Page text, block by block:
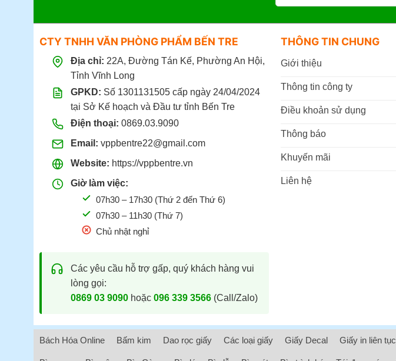
CTY TNHH VĂN PHÒNG PHẨM BẾN TRE
Địa chỉ: 22A, Đường Tán Kế, Phường An Hội,
Tỉnh Vĩnh Long
GPKD: Số 1301131505 cấp ngày 24/04/2024
tại Sở Kế hoạch và Đầu tư tỉnh Bến Tre
Điện thoại: 0869.03.9090
Email: vppbentre22@gmail.com
Website: https://vppbentre.vn
Giờ làm việc:
07h30 – 17h30 (Thứ 2 đến Thứ 6)
07h30 – 11h30 (Thứ 7)
Chủ nhật nghỉ
Các yêu cầu hỗ trợ gấp, quý khách hàng vui
lòng gọi:
0869 03 9090hoặc 096 339 3566(Call/Zalo)
THÔNG TIN CHUNG
Giới thiệu
Thông tin công ty
Điều khoản sử dụng
Thông báo
Khuyến mãi
Liên hệ
Bách Hóa Online Bấm kim Dao rọc giấy Các loại giấy Giấy Decal Giấy in liên tục